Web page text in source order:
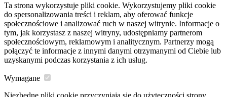
Ta strona wykorzystuje pliki cookie. Wykorzystujemy pliki cookie
do spersonalizowania treści i reklam, aby oferować funkcje
społecznościowe i analizować ruch w naszej witrynie. Informacje o
tym, jak korzystasz z naszej witryny, udostępniamy partnerom
społecznościowym, reklamowym i analitycznym. Partnerzy mogą
połączyć te informacje z innymi danymi otrzymanymi od Ciebie lub
uzyskanymi podczas korzystania z ich usług.
Wymagane
Niezbędne pliki cookie przyczyniają się do użyteczności strony